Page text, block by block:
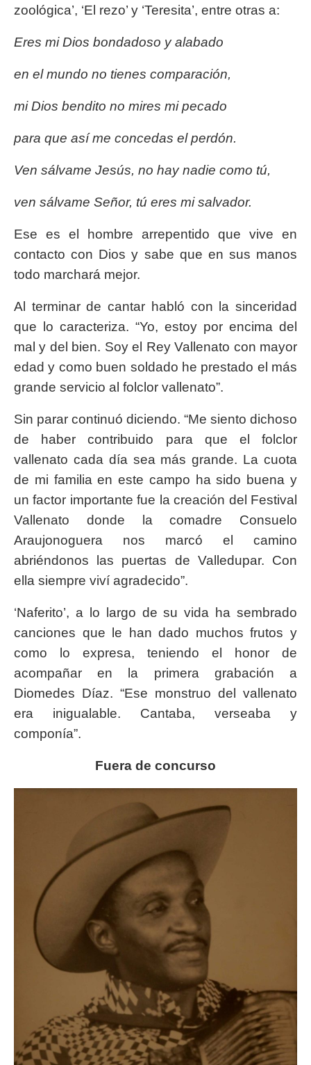
zoológica’, ‘El rezo’ y ‘Teresita’, entre otras a:
Eres mi Dios bondadoso y alabado
en el mundo no tienes comparación,
mi Dios bendito no mires mi pecado
para que así me concedas el perdón.
Ven sálvame Jesús, no hay nadie como tú,
ven sálvame Señor, tú eres mi salvador.
Ese es el hombre arrepentido que vive en
contacto con Dios y sabe que en sus manos
todo marchará mejor.
Al terminar de cantar habló con la sinceridad
que lo caracteriza. “Yo, estoy por encima del
mal y del bien. Soy el Rey Vallenato con mayor
edad y como buen soldado he prestado el más
grande servicio al folclor vallenato”.
Sin parar continuó diciendo. “Me siento dichoso
de haber contribuido para que el folclor
vallenato cada día sea más grande. La cuota
de mi familia en este campo ha sido buena y
un factor importante fue la creación del Festival
Vallenato donde la comadre Consuelo
Araujonoguera nos marcó el camino
abriéndonos las puertas de Valledupar. Con
ella siempre viví agradecido”.
‘Naferito’, a lo largo de su vida ha sembrado
canciones que le han dado muchos frutos y
como lo expresa, teniendo el honor de
acompañar en la primera grabación a
Diomedes Díaz. “Ese monstruo del vallenato
era inigualable. Cantaba, verseaba y
componía”.
Fuera de concurso